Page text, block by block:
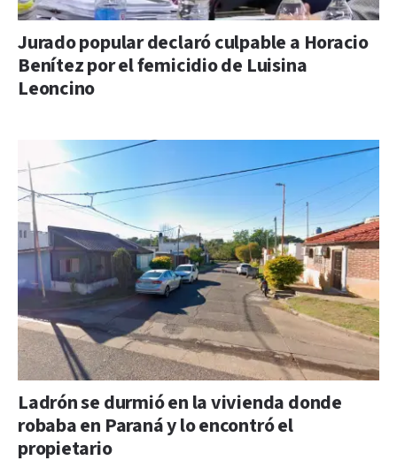
Jurado popular declaró culpable a Horacio
Benítez por el femicidio de Luisina
Leoncino
Ladrón se durmió en la vivienda donde
robaba en Paraná y lo encontró el
propietario